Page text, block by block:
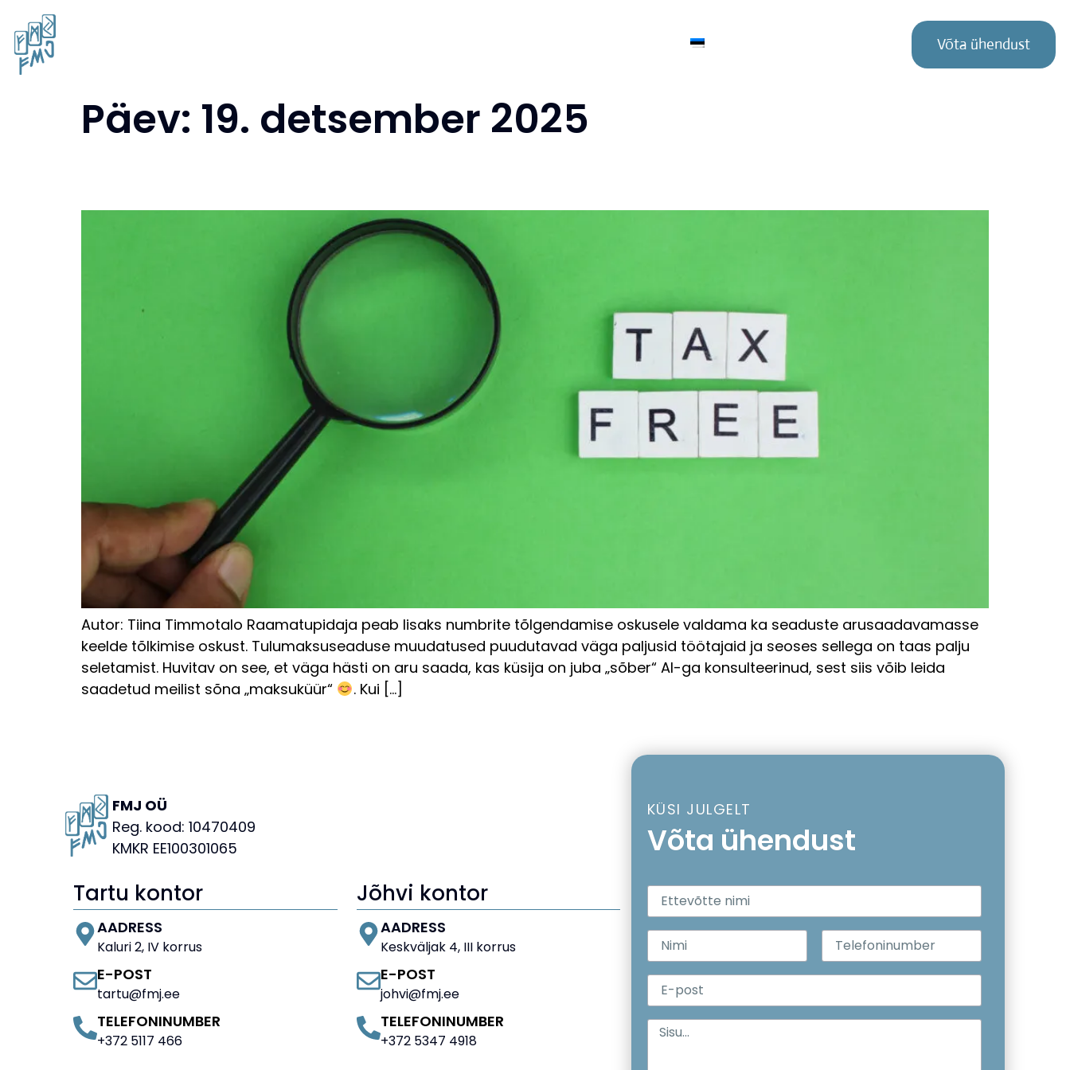
Võta ühendust
Päev: 19. detsember 2025
Autor: Tiina Timmotalo Raamatupidaja peab lisaks numbrite tõlgendamise oskusele valdama ka seaduste arusaadavamasse
keelde tõlkimise oskust. Tulumaksuseaduse muudatused puudutavad väga paljusid töötajaid ja seoses sellega on taas palju
seletamist. Huvitav on see, et väga hästi on aru saada, kas küsija on juba „sõber“ AI-ga konsulteerinud, sest siis võib leida
saadetud meilist sõna „maksuküür“
. Kui […]
FMJ OÜ
Reg. kood: 10470409
KMKR EE100301065
Tartu kontor
AADRESS
Kaluri 2, IV korrus
E-POST
tartu@fmj.ee
TELEFONINUMBER
+372 5117 466
Jõhvi kontor
AADRESS
Keskväljak 4, III korrus
E-POST
johvi@fmj.ee
TELEFONINUMBER
+372 5347 4918
KÜSI JULGELT
Võta ühendust